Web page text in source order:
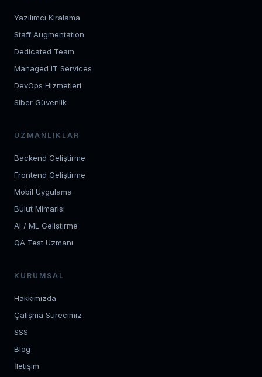
Yazılımcı Kiralama
Staff Augmentation
Dedicated Team
Managed IT Services
DevOps Hizmetleri
Siber Güvenlik
UZMANLIKLAR
Backend Geliştirme
Frontend Geliştirme
Mobil Uygulama
Bulut Mimarisi
AI / ML Geliştirme
QA Test Uzmanı
KURUMSAL
Hakkımızda
Çalışma Sürecimiz
SSS
Blog
İletişim